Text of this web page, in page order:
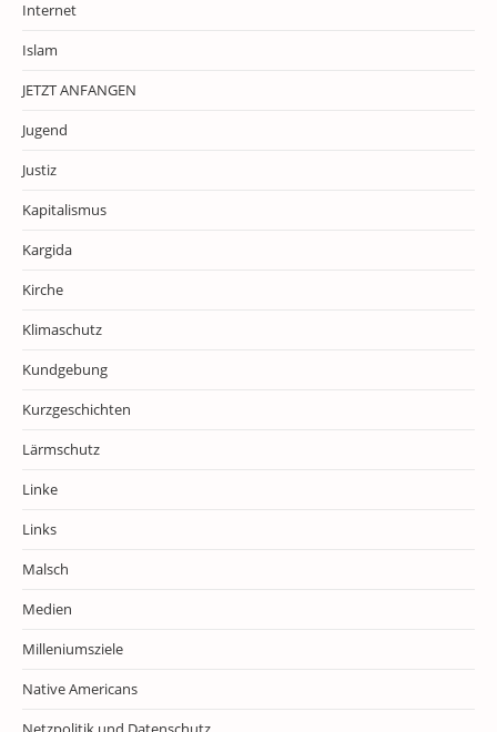
Internet
Islam
JETZT ANFANGEN
Jugend
Justiz
Kapitalismus
Kargida
Kirche
Klimaschutz
Kundgebung
Kurzgeschichten
Lärmschutz
Linke
Links
Malsch
Medien
Milleniumsziele
Native Americans